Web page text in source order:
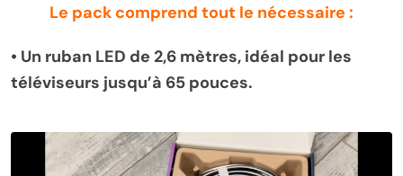
Le pack comprend tout le nécessaire :
• Un ruban LED de 2,6 mètres, idéal pour les
téléviseurs jusqu’à 65 pouces.